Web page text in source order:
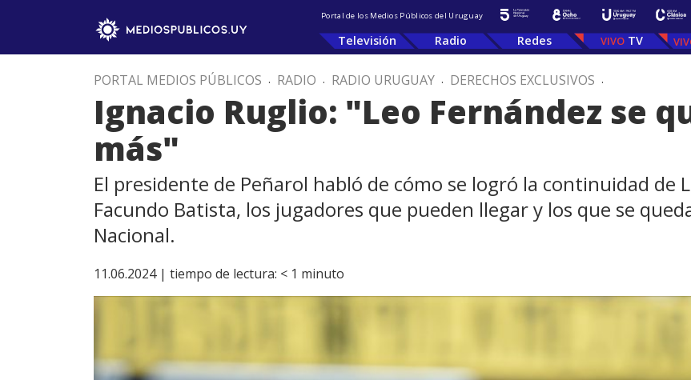
Portal de los Medios Públicos del Uruguay
Televisión Radio Redes TV
PORTAL MEDIOS PÚBLICOS . RADIO . RADIO URUGUAY . DERECHOS EXCLUSIVOS .
Ignacio Ruglio: "Leo Fernández se
más"
El presidente de Peñarol habló de cómo se logró la continuidad de
Facundo Batista, los jugadores que pueden llegar y los que se
Nacional.
11.06.2024 | tiempo de lectura: < 1 minuto